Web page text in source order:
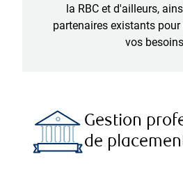
la RBC et d'ailleurs,
partenaires existants
vos
Gestion
de